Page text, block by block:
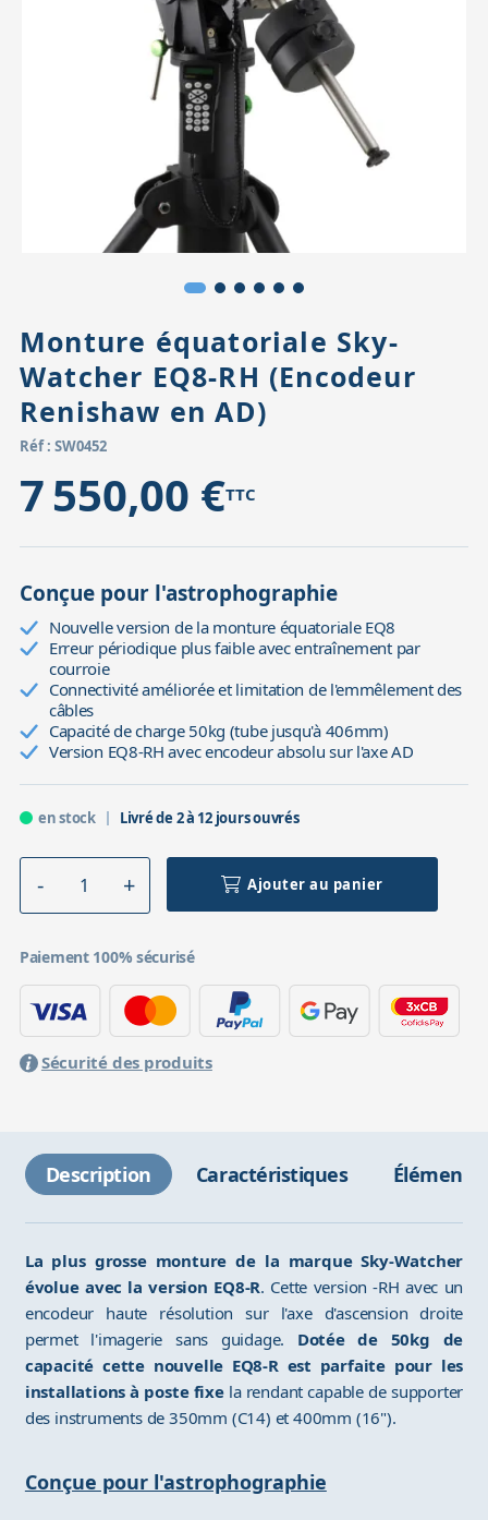
Accessoires pour montures
Pièces détachées
Monture équatoriale Sky-
Watcher EQ8-RH (Encodeur
Renishaw en AD)
Réf : SW0452
7 550,00 €TTC
Conçue pour l'astrophographie
Nouvelle version de la monture équatoriale EQ8
Erreur périodique plus faible avec entraînement par
courroie
Connectivité améliorée et limitation de l'emmêlement des
câbles
Capacité de charge 50kg (tube jusqu'à 406mm)
Version EQ8-RH avec encodeur absolu sur l'axe AD
en stock Livré de 2 à 12 jours ouvrés
Ajouter au panier
Paiement 100% sécurisé
Sécurité des produits
Description Caractéristiques Éléments
La plus grosse monture de la marque Sky-Watcher
évolue avec la version EQ8-R. Cette version -RH avec un
encodeur haute résolution sur l'axe d'ascension droite
permet l'imagerie sans guidage. Dotée de 50kg de
capacité cette nouvelle EQ8-R est parfaite pour les
installations à poste fixela rendant capable de supporter
des instruments de 350mm (C14) et 400mm (16").
Conçue pour l'astrophographie